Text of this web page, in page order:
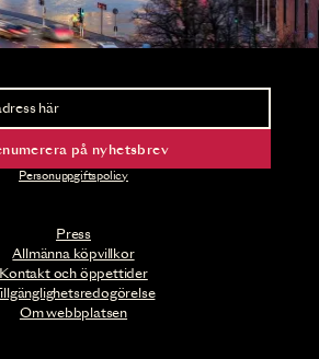
Press
Allmänna köpvillkor
Kontakt och öppettider
Om webbplatsen
och biljettsläpp.
på nyhetsbrev
Personuppgiftspolicy